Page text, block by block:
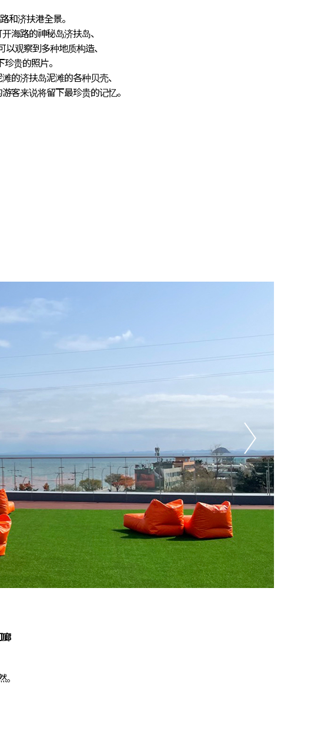
和济扶港全景。
海路的神秘岛济扶岛、
观察到多种地质构造、
贵的照片。
的济扶岛泥滩的各种贝壳、
客来说将留下最珍贵的记忆。